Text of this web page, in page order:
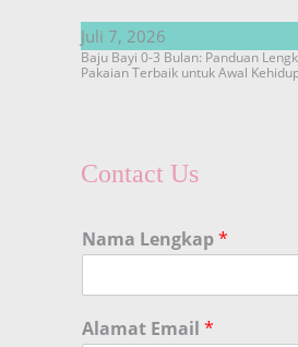
Juli 7, 2026
Baju Bayi 0-3 Bulan: Panduan
Pakaian Terbaik untuk Awal
Contact Us
Nama Lengkap*
Alamat Email *